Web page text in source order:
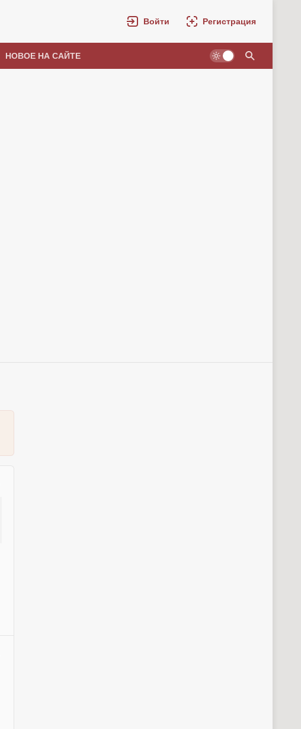
Войти Регистрация
НОВОЕ НА САЙТЕ